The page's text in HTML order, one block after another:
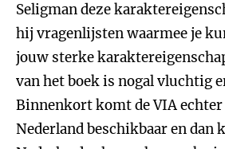
Seligman deze
hij vragenlijsten waarmee je
jouw sterke
van het boek is nogal vluchtig
Binnenkort komt de VIA
Nederland beschikbaar en dan